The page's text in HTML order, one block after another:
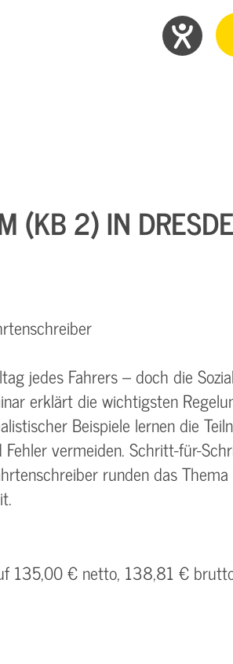
(KB 2) IN
jedes Fahrers – doch die
erklärt die wichtigsten
Beispiele lernen die
vermeiden. Schritt-für-
runden das
135,00 € netto, 138,81 €